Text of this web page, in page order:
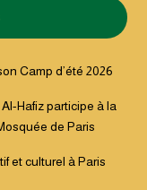
Camp d’été 2026
Hafiz participe à la
de Paris
et culturel à Paris